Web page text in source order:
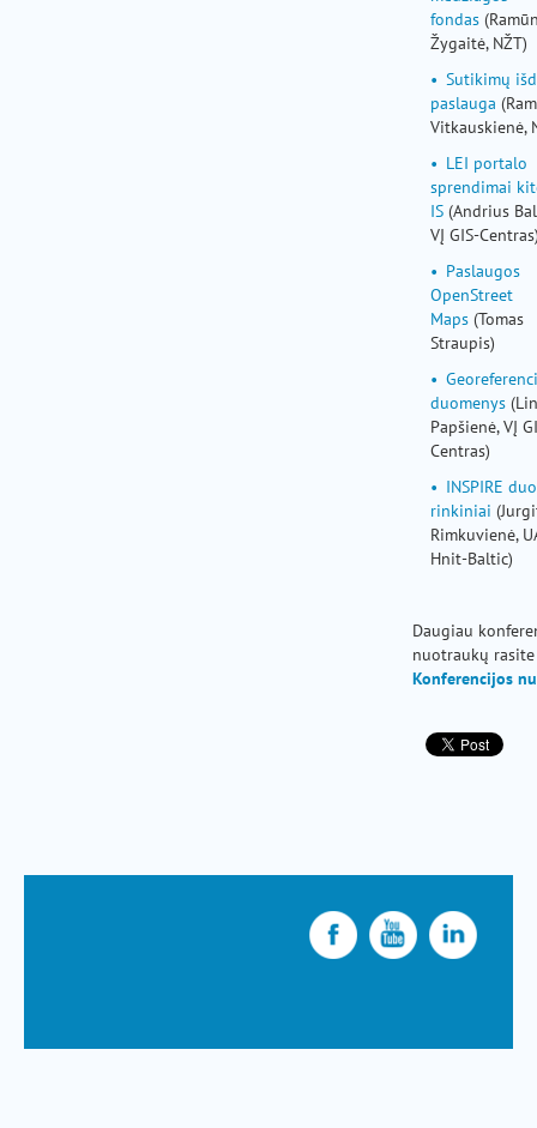
fondas
Žygaitė, NŽT)
Sutikimų
paslauga
Vitkauskienė,
LEI portalo
sprendimai
IS (Andrius
VĮ GIS-
Paslaugos
OpenStreet
Maps (Tomas
Straupis)
duomenys
Papšienė, VĮ
Centras)
INSPIRE
rinkiniai
Rimkuvienė,
Hnit-Baltic)
Daugiau
nuotraukų rasite
Konferencijos